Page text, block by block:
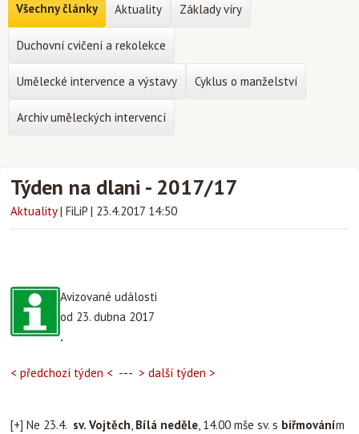
Týden na dlani - 2017/17
Aktuality | FiLiP | 23.4.2017 14:50
Avizované události
od 23. dubna 2017
.
< předchozí týden < --- > další týden >
[+] Ne 23.4. sv. Vojtěch, Bílá neděle, 14.00 mše sv. s biřmováním
Všechny články Aktuality Základy víry
Duchovní cvičení a rekolekce
Umělecké intervence a výstavy Cyklus o manželství
Archiv uměleckých intervencí